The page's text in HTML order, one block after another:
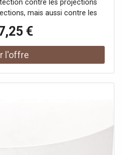
contre les projections
mais aussi contre les
de protection IP55 garantit
dans les environnements
travaillons d'arrache-pied pour
avec un seul objectif:
CRI: 80, Interrupteur CCT: Oui,
€